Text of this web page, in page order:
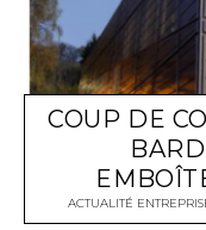
COUP DE
ACTUALITÉ